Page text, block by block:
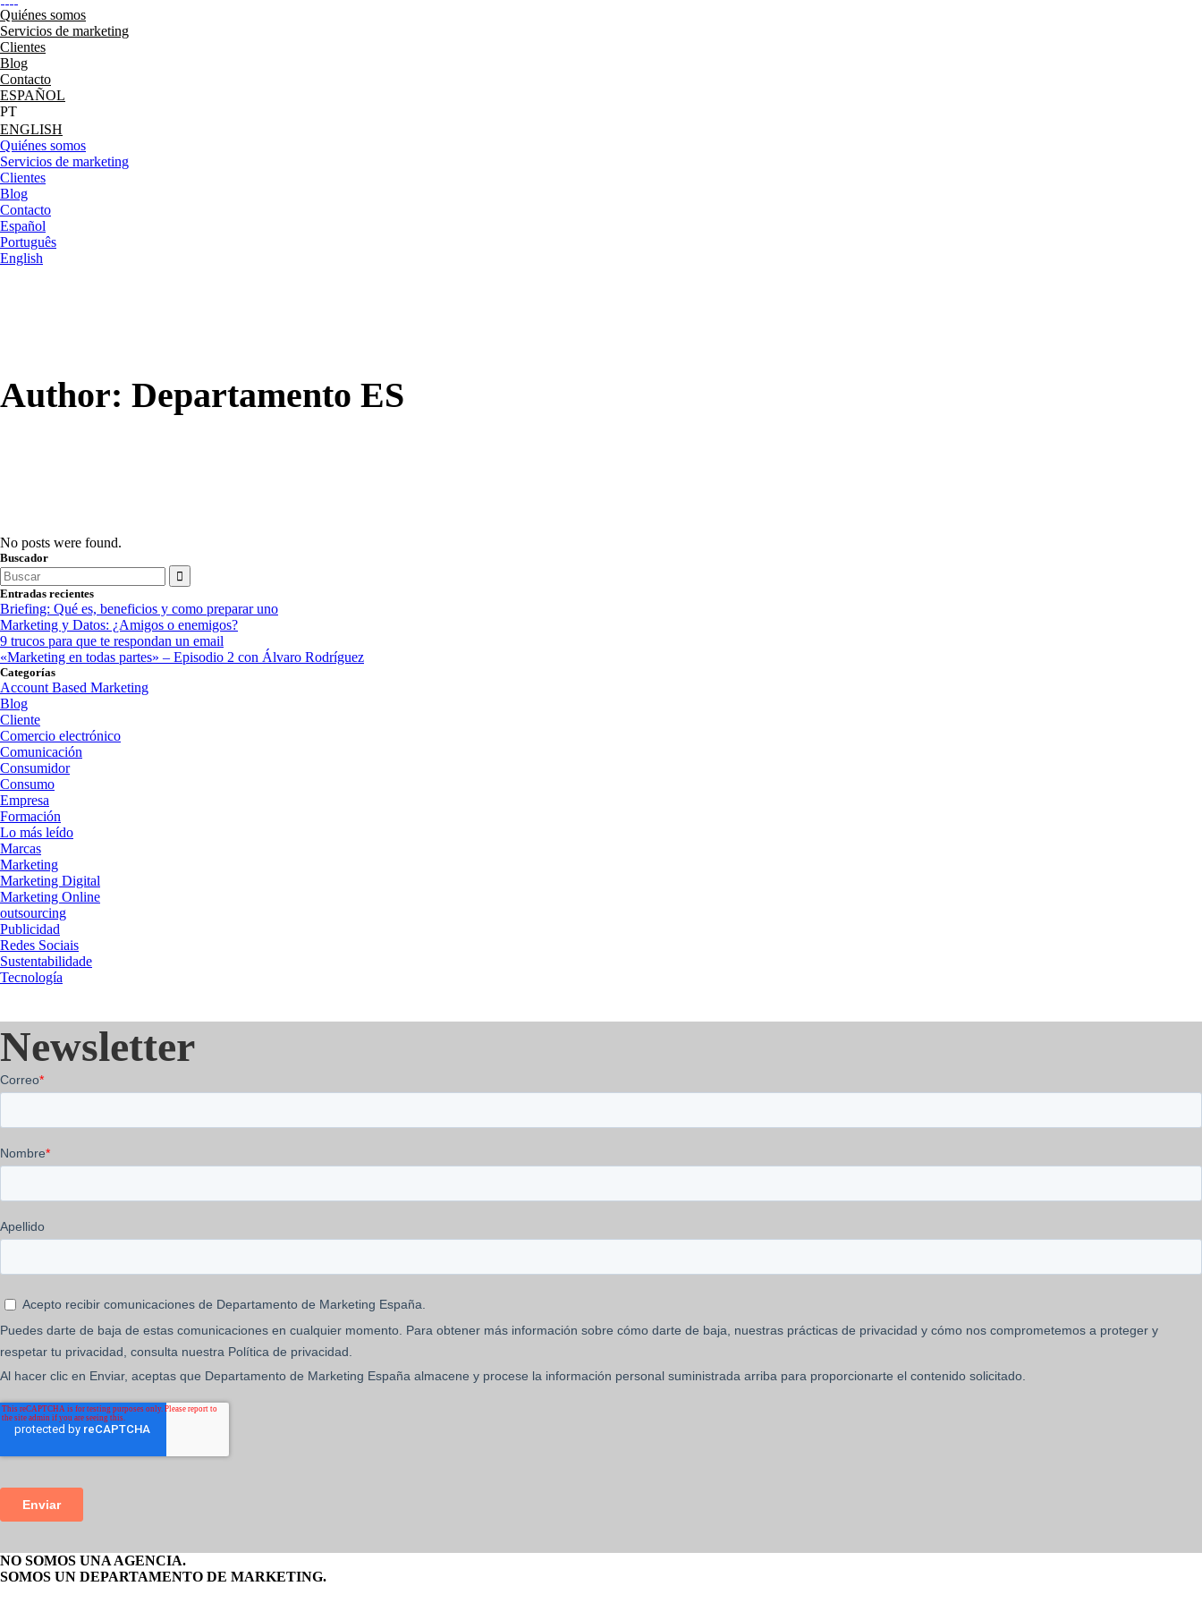
Quiénes somos
Servicios de marketing
Clientes
Blog
Contacto
ESPAÑOL
ENGLISH
Quiénes somos
Servicios de marketing
Clientes
Blog
Contacto
Español
Português
English
Author: Departamento ES
No posts were found.
Buscador
Search
for:
Entradas recientes
Briefing: Qué es, beneficios y como preparar uno
Marketing y Datos: ¿Amigos o enemigos?
9 trucos para que te respondan un email
«Marketing en todas partes» – Episodio 2 con Álvaro Rodríguez
Categorías
Account Based Marketing
Blog
Cliente
Comercio electrónico
Comunicación
Consumidor
Consumo
Empresa
Formación
Lo más leído
Marcas
Marketing
Marketing Digital
Marketing Online
outsourcing
Publicidad
Redes Sociais
Sustentabilidade
Tecnología
Newsletter
NO SOMOS UNA AGENCIA.
SOMOS UN DEPARTAMENTO DE MARKETING.